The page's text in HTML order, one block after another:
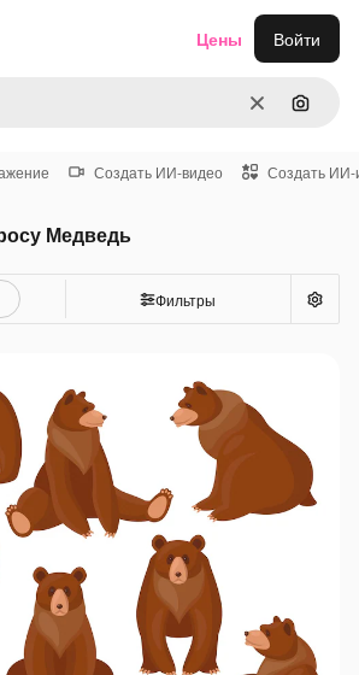
ОчиститьПоиск
Цены Войти
Создать ИИ-видео Создать ИИ-
Медведь
Фильтры